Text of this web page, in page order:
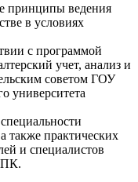
принципы ведения
в условиях
с программой
учет, анализ и
советом ГОУ
университета
также практических
и специалистов